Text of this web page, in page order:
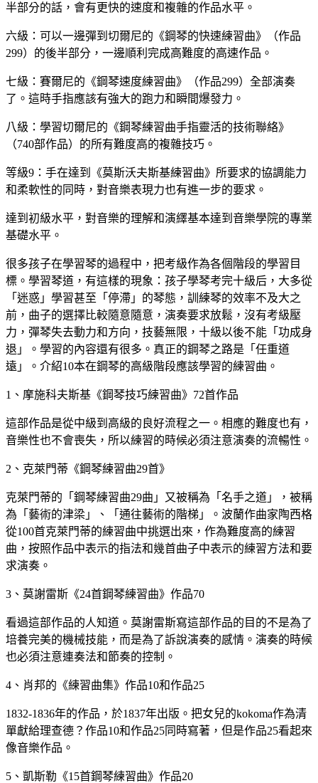
半部分的話，會有更快的速度和複雜的作品水平。
六級：可以一邊彈到切爾尼的《鋼琴的快速練習曲》（作品
299）的後半部分，一邊順利完成高難度的高速作品。
七級：賽爾尼的《鋼琴速度練習曲》（作品299）全部演奏
了。這時手指應該有強大的跑力和瞬間爆發力。
八級：學習切爾尼的《鋼琴練習曲手指靈活的技術聯絡》
（740部作品）的所有難度高的複雜技巧。
等級9：手在達到《莫斯沃夫斯基練習曲》所要求的協調能力
和柔軟性的同時，對音樂表現力也有進一步的要求。
達到初級水平，對音樂的理解和演繹基本達到音樂學院的專業
基礎水平。
很多孩子在學習琴的過程中，把考級作為各個階段的學習目
標。學習琴道，有這樣的現象：孩子學琴考完十級后，大多從
「迷惑」學習甚至「停滯」的琴態，訓練琴的效率不及大之
前，曲子的選擇比較隨意隨意，演奏要求放鬆，沒有考級壓
力，彈琴失去動力和方向，技藝無限，十級以後不能「功成身
退」。學習的內容還有很多。真正的鋼琴之路是「任重道
遠」。介紹10本在鋼琴的高級階段應該學習的練習曲。
1、摩施科夫斯基《鋼琴技巧練習曲》72首作品
這部作品是從中級到高級的良好流程之一。相應的難度也有，
音樂性也不會喪失，所以練習的時候必須注意演奏的流暢性。
2、克萊門蒂《鋼琴練習曲29首》
克萊門蒂的「鋼琴練習曲29曲」又被稱為「名手之道」，被稱
為「藝術的津梁」、「通往藝術的階梯」。波蘭作曲家陶西格
從100首克萊門蒂的練習曲中挑選出來，作為難度高的練習
曲，按照作品中表示的指法和幾首曲子中表示的練習方法和要
求演奏。
3、莫謝雷斯《24首鋼琴練習曲》作品70
看過這部作品的人知道。莫謝雷斯寫這部作品的目的不是為了
培養完美的機械技能，而是為了訴說演奏的感情。演奏的時候
也必須注意連奏法和節奏的控制。
4、肖邦的《練習曲集》作品10和作品25
1832-1836年的作品，於1837年出版。把女兒的kokoma作為清
單獻給理查德？作品10和作品25同時寫著，但是作品25看起來
像音樂作品。
5、凱斯勒《15首鋼琴練習曲》作品20